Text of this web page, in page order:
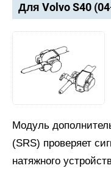
Для Volvo S40
Модуль
(SRS) проверяет
натяжного